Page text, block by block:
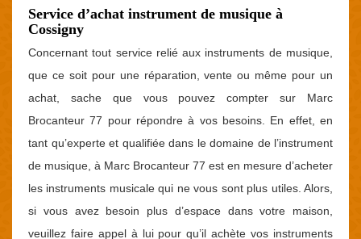
Service d’achat instrument de musique à
Cossigny
Concernant tout service relié aux instruments de musique,
que ce soit pour une réparation, vente ou même pour un
achat, sache que vous pouvez compter sur Marc
Brocanteur 77 pour répondre à vos besoins. En effet, en
tant qu’experte et qualifiée dans le domaine de l’instrument
de musique, à Marc Brocanteur 77 est en mesure d’acheter
les instruments musicale qui ne vous sont plus utiles. Alors,
si vous avez besoin plus d’espace dans votre maison,
veuillez faire appel à lui pour qu’il achète vos instruments